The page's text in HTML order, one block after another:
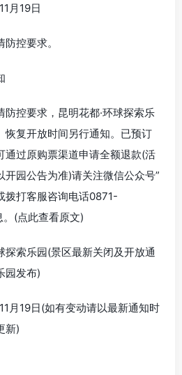
月19日
控要求。
防控要求，昆明花都·环球探索乐
恢复开放时间另行通知。已预订
通过原购票渠道申请全额退款(活
园公告为准)请关注微信公众号”
拨打客服咨询电话0871-
(点此查看原文)
探索乐园(景区最新关闭及开放通
园发布)
月19日(如有变动请以最新通知时
新)